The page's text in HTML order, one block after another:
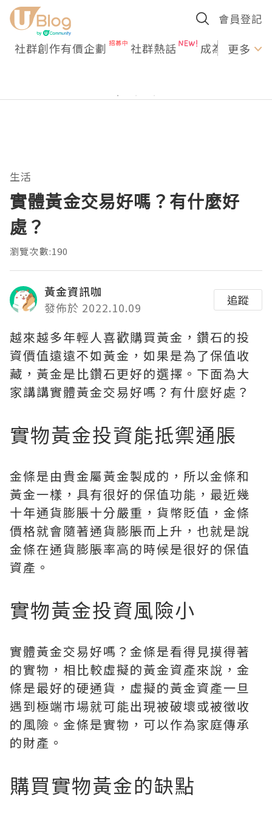
會員登記
社群創作有價企劃 社群熱話 成為U更多
生活
實體黃金交易好嗎？有什麼好
處？
瀏覽次數:190
黃金資訊咖
發佈於 2022.10.09
追蹤
越來越多年輕人喜歡購買黃金，鑽石的投
資價值遠遠不如黃金，如果是為了保值收
藏，黃金是比鑽石更好的選擇。下面為大
家講講實體黃金交易好嗎？有什麼好處？
實物黃金投資能抵禦通脹
金條是由貴金屬黃金製成的，所以金條和
黃金一樣，具有很好的保值功能，最近幾
十年通貨膨脹十分嚴重，貨幣貶值，金條
價格就會隨著通貨膨脹而上升，也就是說
金條在通貨膨脹率高的時候是很好的保值
資產。
實物黃金投資風險小
實體黃金交易好嗎？金條是看得見摸得著
的實物，相比較虛擬的黃金資產來說，金
條是最好的硬通貨，虛擬的黃金資產一旦
遇到極端市場就可能出現被破壞或被徵收
的風險。金條是實物，可以作為家庭傳承
的財產。
購買實物黃金的缺點